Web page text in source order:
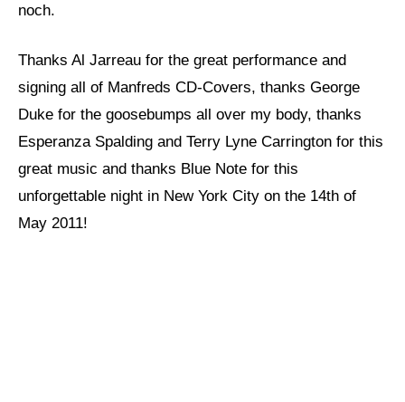
noch.
Thanks Al Jarreau for the great performance and
signing all of Manfreds CD-Covers, thanks George
Duke for the goosebumps all over my body, thanks
Esperanza Spalding and Terry Lyne Carrington for this
great music and thanks Blue Note for this
unforgettable night in New York City on the 14th of
May 2011!